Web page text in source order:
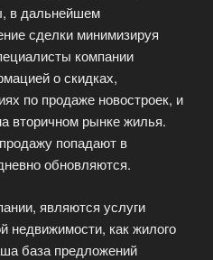
в дальнейшем
сделки минимизируя
компании
о скидках,
по продаже новостроек, и
вторичном рынке жилья.
попадают в
обновляются.
являются услуги
недвижимости, как жилого
база предложений